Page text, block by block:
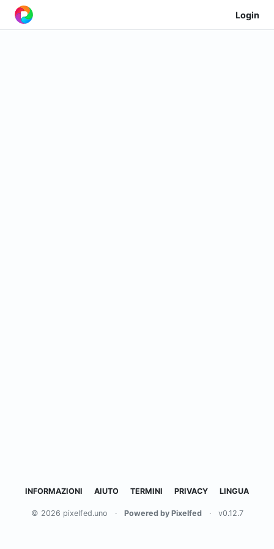
Login
INFORMAZIONI AIUTO TERMINI PRIVACY LINGUA
© 2026 pixelfed.uno · Powered by Pixelfed · v0.12.7